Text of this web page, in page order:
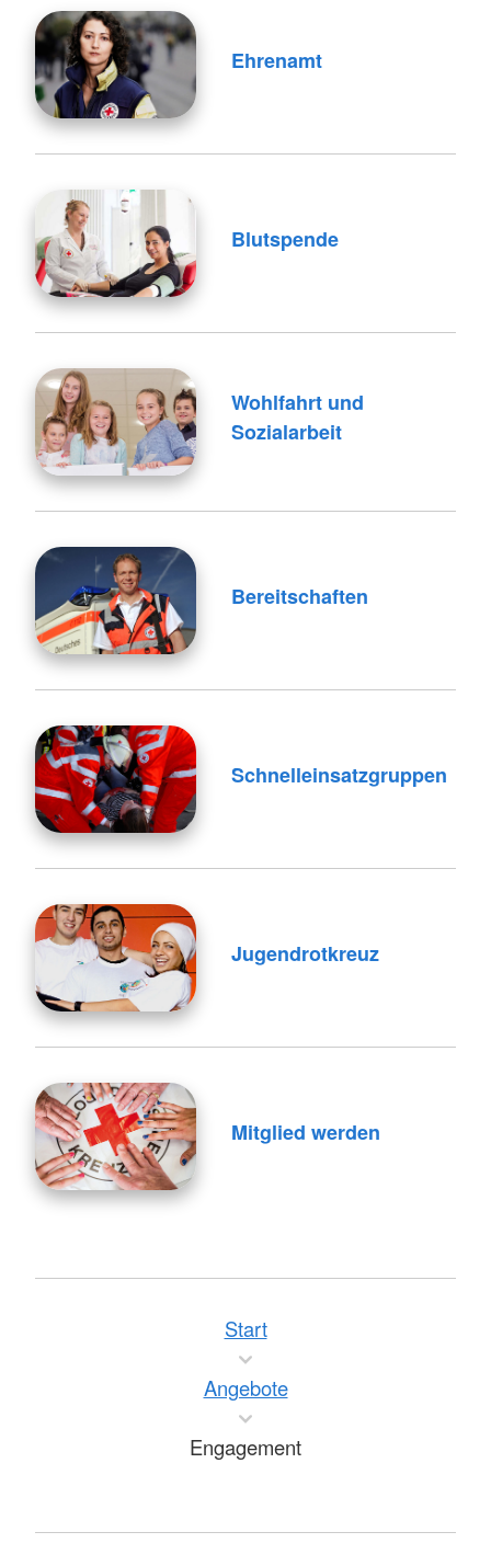
Ehrenamt
Blutspende
Wohlfahrt und
Sozialarbeit
Bereitschaften
Schnelleinsatzgruppen
Jugendrotkreuz
Mitglied werden
Start
Angebote
Engagement